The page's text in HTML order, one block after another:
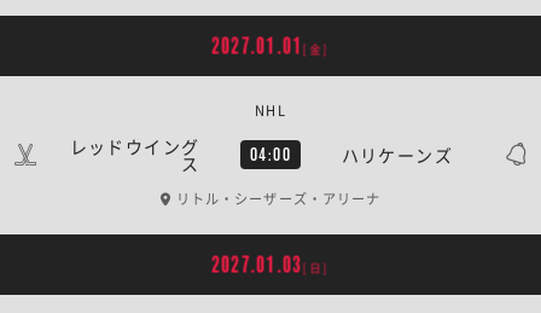
2027.01.01 [金]
レッドウイング
ス 04:00 ハリケーンズ
NHL
リトル・シーザーズ・アリーナ
2027.01.03[日]